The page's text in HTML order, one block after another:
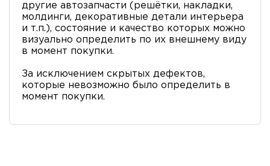
другие автозапчасти (решётки, накладки,
молдинги, декоративные детали интерьера
и т.п.), состояние и качество которых можно
визуально определить по их внешнему виду
в момент покупки.
За исключением скрытых дефектов,
которые невозможно было определить в
момент покупки.